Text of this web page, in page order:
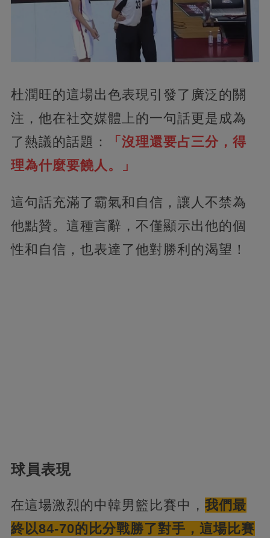
杜潤旺的這場出色表現引發了廣泛的關
注，他在社交媒體上的一句話更是成為
了熱議的話題：
「沒理還要占三分，得
理為什麼要饒人。」
這句話充滿了霸氣和自信，讓人不禁為
他點贊。這種言辭，不僅顯示出他的個
性和自信，也表達了他對勝利的渴望！
球員表現
在這場激烈的中韓男籃比賽中， 我們最
終以84-70的比分戰勝了對手，這場比賽